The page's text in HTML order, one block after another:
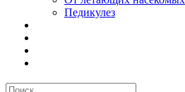
Педикулез